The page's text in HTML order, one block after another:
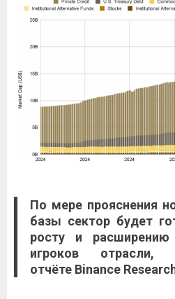
По мере прояснения
базы сектор будет
росту и расширению
игроков
отчёте Binance